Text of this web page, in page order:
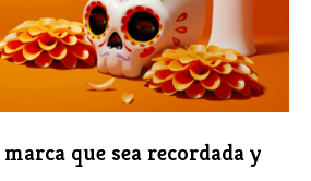
que sea recordada y